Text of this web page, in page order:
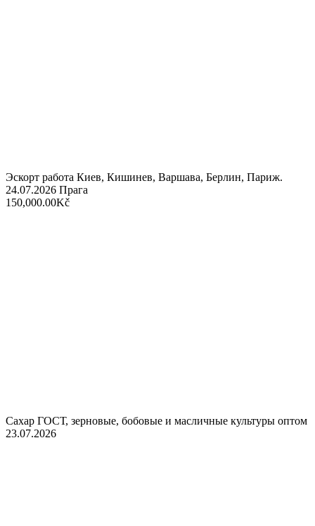
Эскорт работа Киев, Кишинев, Варшава, Берлин, Париж.
24.07.2026 Прага
150,000.00Kč
Сахар ГОСТ, зерновые, бобовые и масличные культуры оптом
23.07.2026